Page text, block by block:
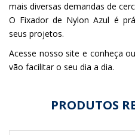
mais diversas demandas de
O Fixador de Nylon Azul é
seus projetos.
Acesse nosso site e conheça
vão facilitar o seu dia a dia.
PRODUTOS